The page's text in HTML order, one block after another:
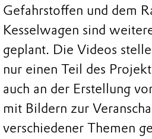
Gefahrstoffen und dem
Kesselwagen sind
geplant. Die Videos
nur einen Teil des
auch an der Erstellung
mit Bildern zur
verschiedener Themen